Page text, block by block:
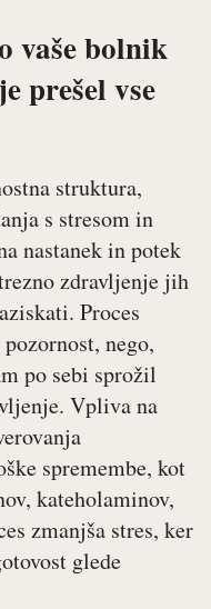
vaše bolnik
prešel vse
struktura,
s stresom in
nastanek in potek
zdravljenje jih
Proces
nego,
po sebi sprožil
Vpliva na
spremembe, kot
kateholaminov,
zmanjša stres, ker
glede